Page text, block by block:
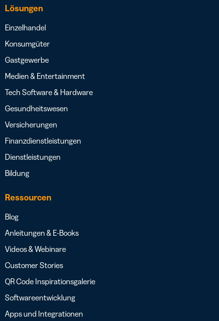
Lösungen
Einzelhandel
Konsumgüter
Gastgewerbe
Medien & Entertainment
Tech Software & Hardware
Gesundheitswesen
Versicherungen
Finanzdienstleistungen
Dienstleistungen
Bildung
Ressourcen
Blog
Anleitungen & E-Books
Videos & Webinare
Customer Stories
QR Code Inspirationsgalerie
Softwareentwicklung
Apps und Integrationen